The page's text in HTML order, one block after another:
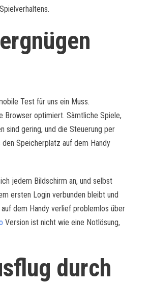
Test für uns ein Muss.
Browser optimiert. Sämtliche Spiele,
sind gering, und die Steuerung per
Speicherplatz auf dem Handy
jedem Bildschirm an, und selbst
ersten Login verbunden bleibt und
dem Handy verlief problemlos über
Version ist nicht wie eine Notlösung,
durch